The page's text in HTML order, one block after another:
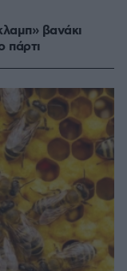
βανάκι
πάρτι